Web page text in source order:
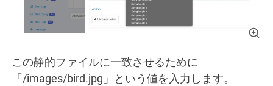
この静的ファイルに一致させるために
「/images/bird.jpg」という値を入力します。